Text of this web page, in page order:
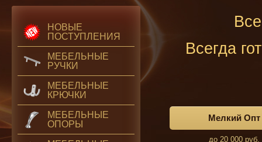
Всегда
Мелкий Опт
до 20 000 руб.
НОВЫЕ
ПОСТУПЛЕНИЯ
МЕБЕЛЬНЫЕ
РУЧКИ
МЕБЕЛЬНЫЕ
КРЮЧКИ
МЕБЕЛЬНЫЕ
ОПОРЫ